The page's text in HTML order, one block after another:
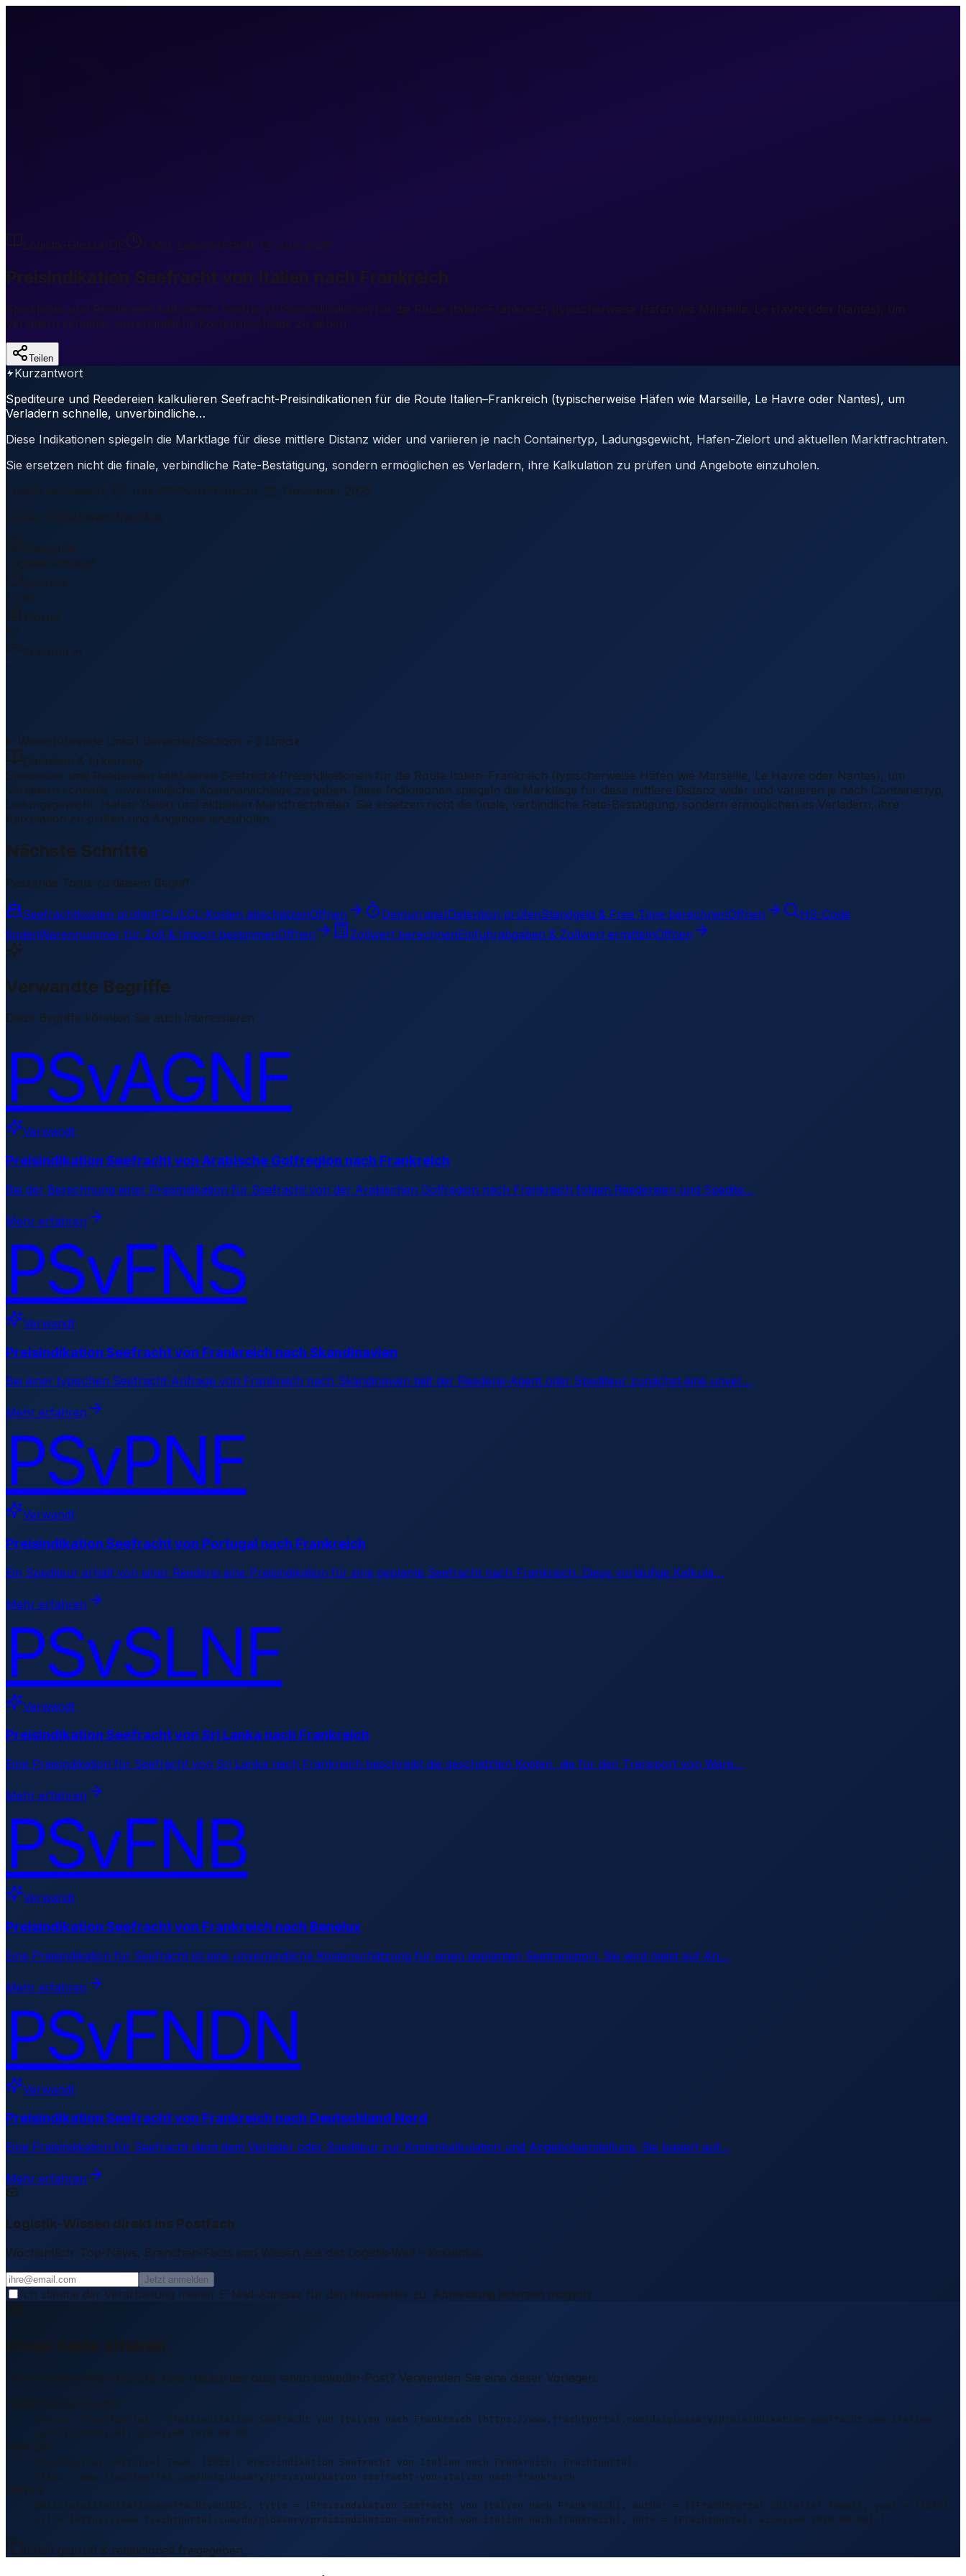
Logistik-GlossarDE 1 Min. LesezeitStand: 12. Juni 2026
Preisindikation Seefracht von Italien nach Frankreich
Spediteure und Reedereien kalkulieren Seefracht-Preisindikationen für die Route Italien–Frankreich (typischerweise Häfen wie Marseille, Le Havre oder Nantes), um
Verladern schnelle, unverbindliche Kostenanschläge zu geben.
Teilen
Kurzantwort
Spediteure und Reedereien kalkulieren Seefracht-Preisindikationen für die Route Italien–Frankreich (typischerweise Häfen wie Marseille, Le Havre oder Nantes), um
Verladern schnelle, unverbindliche…
Diese Indikationen spiegeln die Marktlage für diese mittlere Distanz wider und variieren je nach Containertyp, Ladungsgewicht, Hafen-Zielort und aktuellen Marktfrachtraten.
Sie ersetzen nicht die finale, verbindliche Rate-Bestätigung, sondern ermöglichen es Verladern, ihre Kalkulation zu prüfen und Angebote einzuholen.
Zuletzt aktualisiert: 12. Juni 2026Veröffentlicht: 22. November 2025
Quelle: https://www.fracht.de
Kategorie
Logistik-Konzept
Lesezeit
1 min
Wörter
62
Erwähnt in
–
Weiterführende Links1 Bereiche/Sections • 5 Links▾
Definition & Erklärung
Spediteure und Reedereien kalkulieren Seefracht-Preisindikationen für die Route Italien–Frankreich (typischerweise Häfen wie Marseille, Le Havre oder Nantes), um
Verladern schnelle, unverbindliche Kostenanschläge zu geben. Diese Indikationen spiegeln die Marktlage für diese mittlere Distanz wider und variieren je nach Containertyp,
Ladungsgewicht, Hafen-Zielort und aktuellen Marktfrachtraten. Sie ersetzen nicht die finale, verbindliche Rate-Bestätigung, sondern ermöglichen es Verladern, ihre
Kalkulation zu prüfen und Angebote einzuholen.
Nächste Schritte
Passende Tools zu diesem Begriff
Seefrachtkosten prüfenFCL/LCL-Kosten abschätzenÖffnen Demurrage/Detention prüfenStandgeld & Free Time berechnenÖffnen
HS-Code
findenWarennummer für Zoll & Import bestimmenÖffnen Zollwert berechnenEinfuhrabgaben & Zollwert ermittelnÖffnen
Verwandte Begriffe
Diese Begriffe könnten Sie auch interessieren
PSvAGNF
Verwandt
Preisindikation Seefracht von Arabische Golfregion nach Frankreich
Bei der Berechnung einer Preisindikation für Seefracht von der Arabischen Golfregion nach Frankreich folgen Reedereien und Spedite…
Mehr erfahren
PSvFNS
Verwandt
Preisindikation Seefracht von Frankreich nach Skandinavien
Bei einer typischen Seefracht-Anfrage von Frankreich nach Skandinavien teilt der Reederei-Agent oder Spediteur zunächst eine unver…
Mehr erfahren
PSvPNF
Verwandt
Preisindikation Seefracht von Portugal nach Frankreich
Ein Spediteur erhält von einer Reederei eine Preisindikation für eine geplante Seefracht nach Frankreich. Diese vorläufige Kalkula…
Mehr erfahren
PSvSLNF
Verwandt
Preisindikation Seefracht von Sri Lanka nach Frankreich
Eine Preisindikation für Seefracht von Sri Lanka nach Frankreich beschreibt die geschätzten Kosten, die für den Transport von Ware…
Mehr erfahren
PSvFNB
Verwandt
Preisindikation Seefracht von Frankreich nach Benelux
Eine Preisindikation für Seefracht ist eine unverbindliche Kostenschätzung für einen geplanten Seetransport. Sie wird meist auf An…
Mehr erfahren
PSvFNDN
Verwandt
Preisindikation Seefracht von Frankreich nach Deutschland Nord
Eine Preisindikation für Seefracht dient dem Verlader oder Spediteur zur Kostenkalkulation und Angebotserstellung. Sie basiert auf…
Mehr erfahren
Logistik-Wissen direkt ins Postfach
Wöchentlich: Top-News, Branchen-Facts und Wissen aus der Logistik-Welt – kostenlos.
Jetzt anmelden
Ich stimme der Verarbeitung meiner E-Mail-Adresse für den Newsletter zu. Abmeldung jederzeit möglich.
Diese Seite zitieren
Sie schreiben einen Bericht, eine Hausarbeit oder einen LinkedIn-Post? Verwenden Sie eine dieser Vorlagen.
Empfohlenes Format
Source: Frachtportal – Preisindikation Seefracht von Italien nach Frankreich (https://www.frachtportal.com/de/glossary/preisindikation-seefracht-von-italien-
nach-frankreich), accessed 2026-08-06
APA-Stil
Frachtportal Editorial Team. (2025). Preisindikation Seefracht von Italien nach Frankreich. Frachtportal.
https://www.frachtportal.com/de/glossary/preisindikation-seefracht-von-italien-nach-frankreich
BibTeX
@misc{preisindikationseefrachtvon2025, title = {Preisindikation Seefracht von Italien nach Frankreich}, author = {{Frachtportal Editorial Team}}, year = {2025},
url = {https://www.frachtportal.com/de/glossary/preisindikation-seefracht-von-italien-nach-frankreich}, note = {Frachtportal, accessed 2026-08-06} }
Inhalt geprüft & redaktionell freigegeben.